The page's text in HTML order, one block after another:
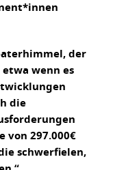
der
wenn es
die
von 297.000€
schwerfielen,